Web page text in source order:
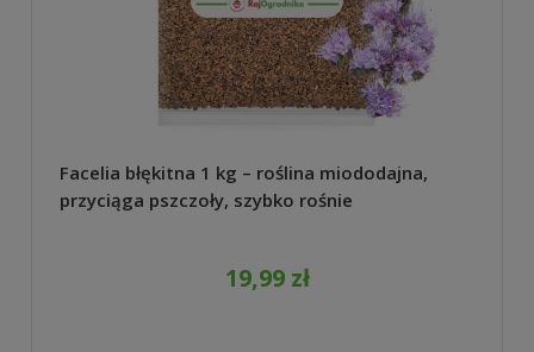
Facelia błękitna 1 kg – roślina miododajna,
przyciąga pszczoły, szybko rośnie
19,99 zł